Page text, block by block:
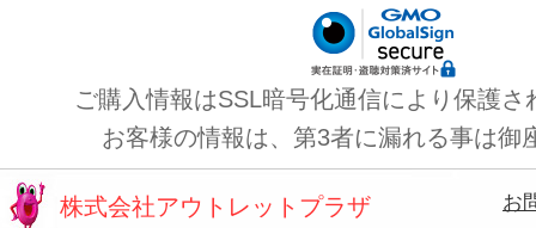
ご購入情報はSSL暗号化通信により保護さ
お客様の情報は、第3者に漏れる事は御
株式会社アウトレットプラザ お